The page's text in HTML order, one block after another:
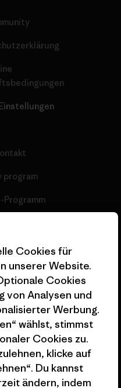
program
Deutschland
Cookies für
unserer Website.
Cookies
von Analysen und
Werbung.
wählst, stimmst
Cookies zu.
klicke auf
Du kannst
ändern, indem